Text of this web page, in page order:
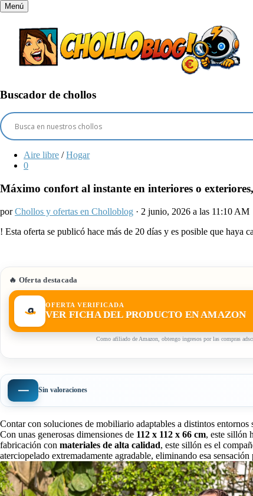
Menú
Buscador de chollos
Aire libre / Hogar
0
Máximo confort al instante en interiores o
porChollos y ofertas en Cholloblog · 2 junio, 2026 a las 11:10 AM
! Esta oferta se publicó hace más de 20 días y es posible que haya
🔥 Oferta destacada
OFERTA VERIFICADA
VER FICHA DEL PRODUCTO EN AMAZON
Como afiliado de Amazon, obtengo ingresos por las compras
— Sin valoraciones
Contar con soluciones de mobiliario adaptables a distintos
Con unas generosas dimensiones de 112 x 112 x 66 cm, este sillón
fabricación con materiales de alta calidad, este sillón es el
aterciopelado extremadamente agradable, eliminando esa